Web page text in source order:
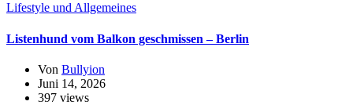
Lifestyle und Allgemeines
Listenhund vom Balkon geschmissen – Berlin
Von Bullyion
Juni 14, 2026
397 views